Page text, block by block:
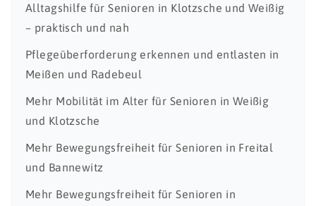
Alltagshilfe für Senioren in Klotzsche und Weißig
– praktisch und nah
Pflegeüberforderung erkennen und entlasten in
Meißen und Radebeul
Mehr Mobilität im Alter für Senioren in Weißig
und Klotzsche
Mehr Bewegungsfreiheit für Senioren in Freital
und Bannewitz
Mehr Bewegungsfreiheit für Senioren in